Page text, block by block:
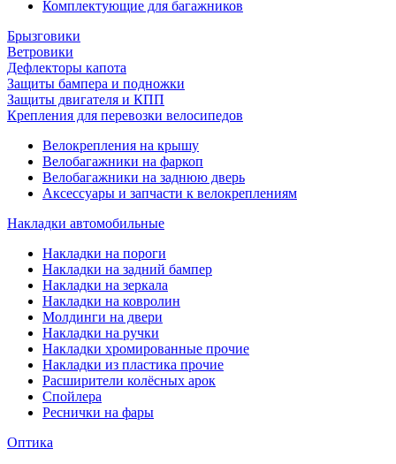
Комплектующие для багажников
Брызговики
Ветровики
Дефлекторы капота
Защиты бампера и подножки
Защиты двигателя и КПП
Крепления для перевозки велосипедов
Велокрепления на крышу
Велобагажники на фаркоп
Велобагажники на заднюю дверь
Аксессуары и запчасти к велокреплениям
Накладки автомобильные
Накладки на пороги
Накладки на задний бампер
Накладки на зеркала
Накладки на ковролин
Молдинги на двери
Накладки на ручки
Накладки хромированные прочие
Накладки из пластика прочие
Расширители колёсных арок
Спойлера
Реснички на фары
Оптика